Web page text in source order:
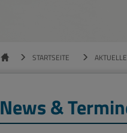
STARTSEITE
News &